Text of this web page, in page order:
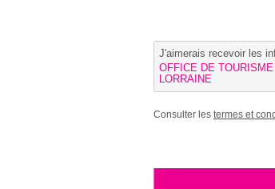
J'aimerais recevoir les
OFFICE DE
LORRAINE
Consulter les termes et